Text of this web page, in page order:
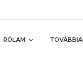
RÓLAM